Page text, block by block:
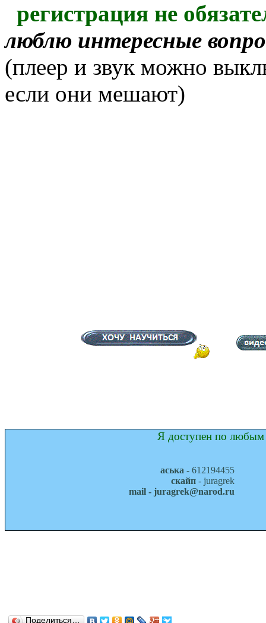
регистрация не
люблю интересные
(плеер и звук можно
если они мешают)
Я доступен по любым
аська - 612194455
скайп - juragrek
mail - juragrek@narod.ru
Поделиться…